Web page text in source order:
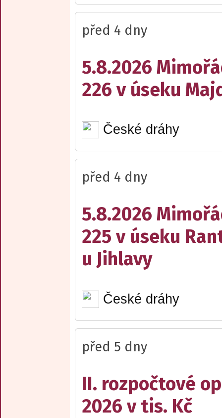
před 4 dny
5.8.2026
226 v úseku
České dráhy
před 4 dny
5.8.2026
225 v úseku
u Jihlavy
České dráhy
před 5 dny
II. rozpočtové
2026 v tis. Kč